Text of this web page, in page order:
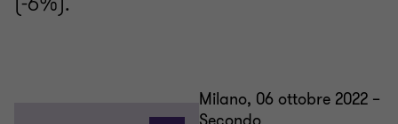
Milano, 06 ottobre 2022 –